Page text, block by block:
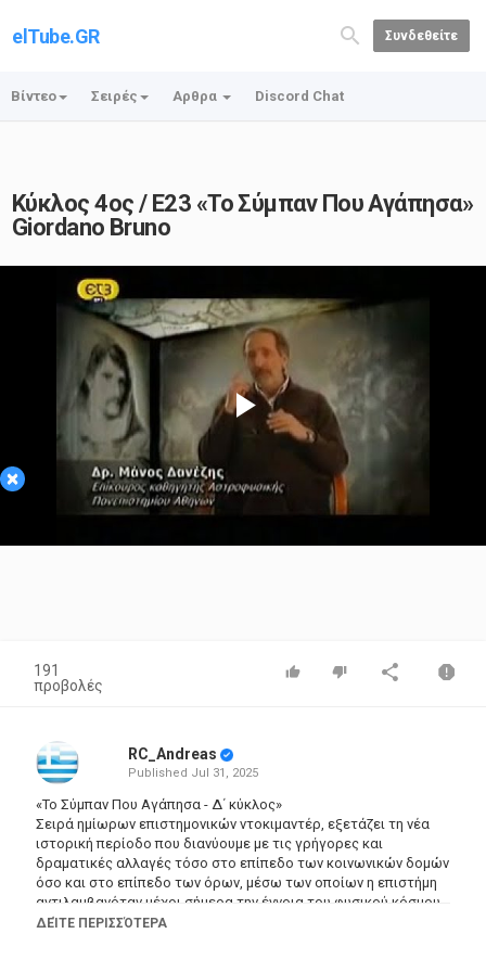
elTube.GR Συνδεθείτε
Βίντεο Σειρές Αρθρα Discord Chat
Κύκλος 4ος / Ε23 «Το Σύμπαν Που Αγάπησα»
Giordano Bruno
×
Play
Video
191
προβολές
RC_Andreas
Published Jul 31, 2025
«Το Σύμπαν Που Αγάπησα - Δ΄ κύκλος»
Σειρά ημίωρων επιστημονικών ντοκιμαντέρ, εξετάζει τη νέα
ιστορική περίοδο που διανύουμε με τις γρήγορες και
δραματικές αλλαγές τόσο στο επίπεδο των κοινωνικών δομών
όσο και στο επίπεδο των όρων, μέσω των οποίων η επιστήμη
αντιλαμβανόταν μέχρι σήμερα την έννοια του φυσικού κόσμου
και σε επέκταση του συμπαντικού χώρου που μας περιβάλλει.
ΔΕΊΤΕ ΠΕΡΙΣΣΌΤΕΡΑ